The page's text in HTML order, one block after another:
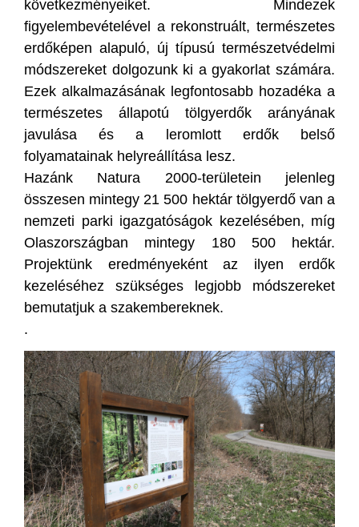
következményeiket. Mindezek
figyelembevételével a rekonstruált, természetes
erdőképen alapuló, új típusú természetvédelmi
módszereket dolgozunk ki a gyakorlat számára.
Ezek alkalmazásának legfontosabb hozadéka a
természetes állapotú tölgyerdők arányának
javulása és a leromlott erdők belső
folyamatainak helyreállítása lesz.
Hazánk Natura 2000-területein jelenleg
összesen mintegy 21 500 hektár tölgyerdő van a
nemzeti parki igazgatóságok kezelésében, míg
Olaszországban mintegy 180 500 hektár.
Projektünk eredményeként az ilyen erdők
kezeléséhez szükséges legjobb módszereket
bemutatjuk a szakembereknek.
.